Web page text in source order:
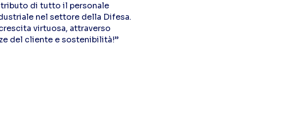
di tutto il personale
nel settore della Difesa.
virtuosa, attraverso
del cliente e sostenibilità!”